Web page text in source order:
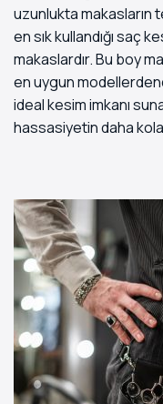
uzunlukta makasların
en sık kullandığı saç
makaslardır. Bu boy
en uygun
ideal kesim imkanı
hassasiyetin daha